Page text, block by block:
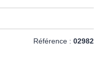
Référence : 02982